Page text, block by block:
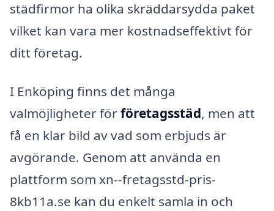
städfirmor ha olika skräddarsydda paket
vilket kan vara mer kostnadseffektivt för
ditt företag.
I Enköping finns det många
valmöjligheter förföretagsstäd, men att
få en klar bild av vad som erbjuds är
avgörande. Genom att använda en
plattform som xn--fretagsstd-pris-
8kb11a.se kan du enkelt samla in och